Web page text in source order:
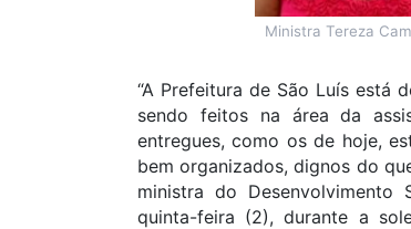
Ministra Tereza
“A Prefeitura de São Luís está
sendo feitos na área da
entregues, como os de hoje,
bem organizados, dignos do
ministra do Desenvolvimento
quinta-feira (2), durante a